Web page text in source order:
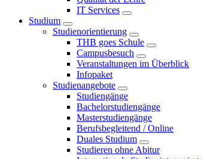
IT Services
Studium
Studienorientierung
THB goes Schule
Campusbesuch
Veranstaltungen im Überblick
Infopaket
Studienangebote
Studiengänge
Bachelorstudiengänge
Masterstudiengänge
Berufsbegleitend / Online
Duales Studium
Studieren ohne Abitur